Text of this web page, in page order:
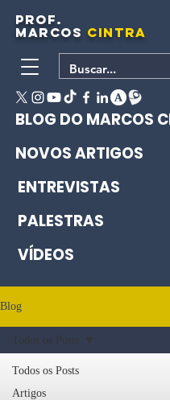
PROF.
MARCOS CINTRA
BLOG DO MARCOS
NOVOS ARTIGOS
ENTREVISTAS
PALESTRAS
VÍDEOS
Blog
Todos os Posts
Artigos
Todos os Posts